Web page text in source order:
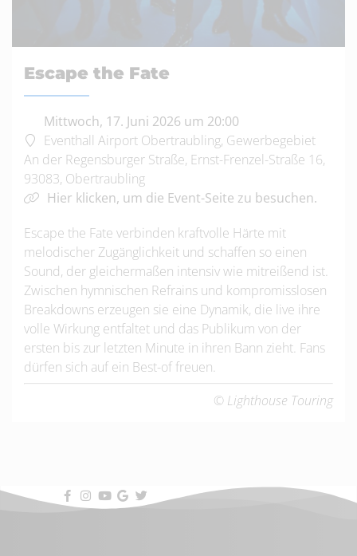
Escape the Fate
Mittwoch, 17. Juni 2026 um 20:00
Eventhall Airport Obertraubling, Gewerbegebiet
An der Regensburger Straße, Ernst-Frenzel-Straße 16,
93083, Obertraubling
Hier klicken, um die Event-Seite zu besuchen.
Escape the Fate verbinden kraftvolle Härte mit
melodischer Zugänglichkeit und schaffen so einen
Sound, der gleichermaßen intensiv wie mitreißend ist.
Zwischen hymnischen Refrains und kompromisslosen
Breakdowns erzeugen sie eine Dynamik, die live ihre
volle Wirkung entfaltet und das Publikum von der
ersten bis zur letzten Minute in ihren Bann zieht. Fans
dürfen sich auf ein Best-of freuen.
© Lighthouse Touring